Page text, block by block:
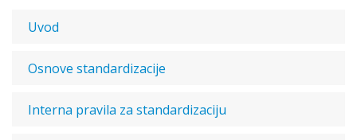
Uvod
Osnove standardizacije
Interna pravila za standardizaciju